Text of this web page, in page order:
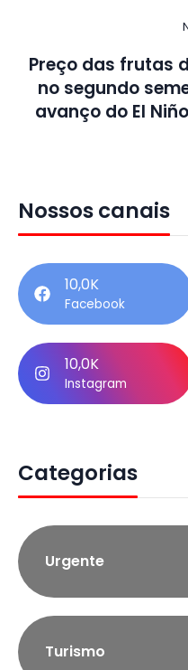
Preço das frutas
no segundo
avanço do El
Nossos canais
10,0K
Facebook
10,0K
Instagram
Categorias
Urgente
Turismo